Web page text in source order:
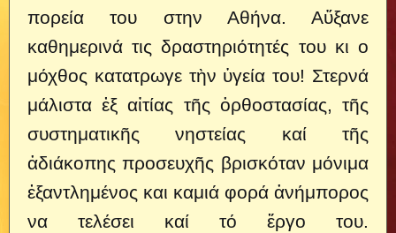
πορεία του στην Αθήνα. Αὔξανε
καθημερινά τις δραστηριότητές του κι ο
μόχθος κατατρωγε τὴν ὑγεία του! Στερνά
μάλιστα ἐξ αἰτίας τῆς ὀρθοστασίας, τῆς
συστηματικῆς νηστείας καί τῆς
ἀδιάκοπης προσευχῆς βρισκόταν μόνιμα
ἐξαντλημένος και καμιά φορά ἀνήμπορος
να τελέσει καί τό ἔργο του.